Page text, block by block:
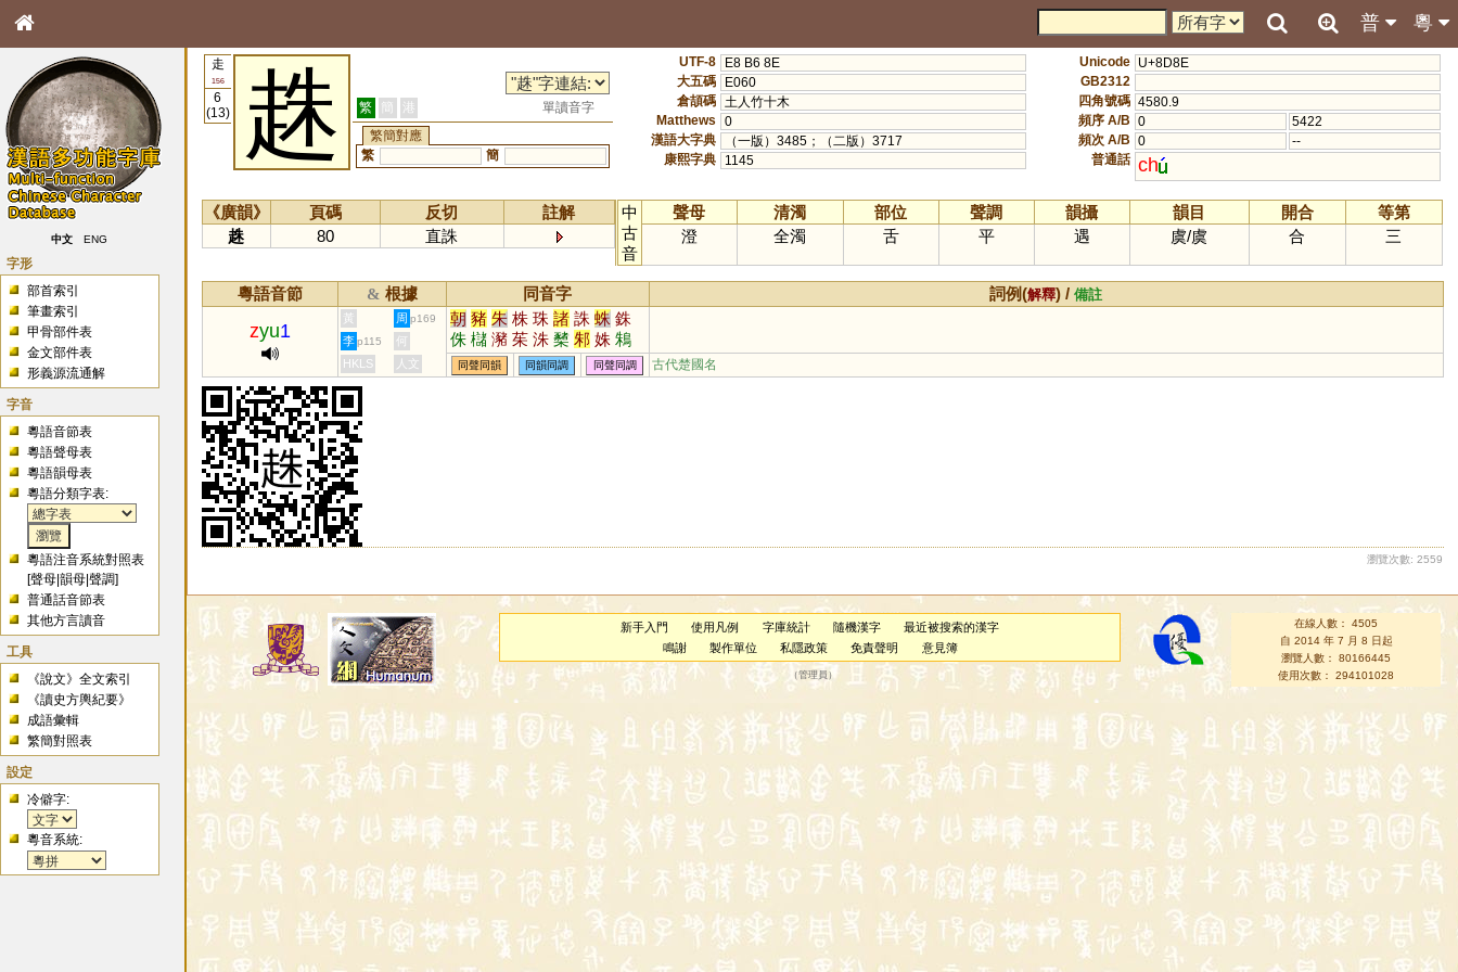
粵
普
中文 ENG
字形
部首索引
筆畫索引
甲骨部件表
金文部件表
形義源流通解
字音
粵語音節表
粵語聲母表
粵語韻母表
粵語分類字表:
粵語注音系統對照表
[聲母 |韻母 |聲調]
普通話音節表
其他方言讀音
工具
《說文》全文索引
《讀史方輿紀要》
成語彙輯
繁簡對照表
設定
冷僻字:
粵音系統:
走
156
6
(13)
趎 繁 簡 港
單讀音字
繁簡對應
繁
簡
UTF-8
E8 B6 8E
大五碼
E060
倉頡碼
土人竹十木
Matthews
0
漢語大字典
（一版）3485；（二版）3717
康熙字典
1145
Unicode U+8D8E
GB2312
四角號碼 4580.9
頻序 A/B 0
5422
頻次 A/B 0
--
普通話 ch
《廣韻》 頁碼 反切
註解
趎
80 直誅
中
古
音
聲母 清濁 部位 聲調 韻攝 韻目 開合
等第
澄
全濁 舌 平 遇 虞/虞 合 三
粵語音節 & 根據 同音字 詞例(解釋) /備註
zyu1
黃 周 p169 朝 豬 朱 株 珠 諸 誅 蛛 銖
侏 櫧 瀦 茱 洙 櫫 邾 姝 鴸
蝫 蠩 絑 鮢 藷 藸 袾 跦 硃
李 p115
何
HKLS
人文 同聲同韻 同韻同調 同聲同調 古代楚國名
瀏覽次數: 2559
新手入門 使用凡例 字庫統計 隨機漢字
最近被搜索的漢字
鳴謝
製作單位 私隱政策 免責聲明 意見簿
（管理員 ）
在線人數： 4505
自 2014 年 7 月 8 日起
瀏覽人數： 80166445
使用次數： 294101028